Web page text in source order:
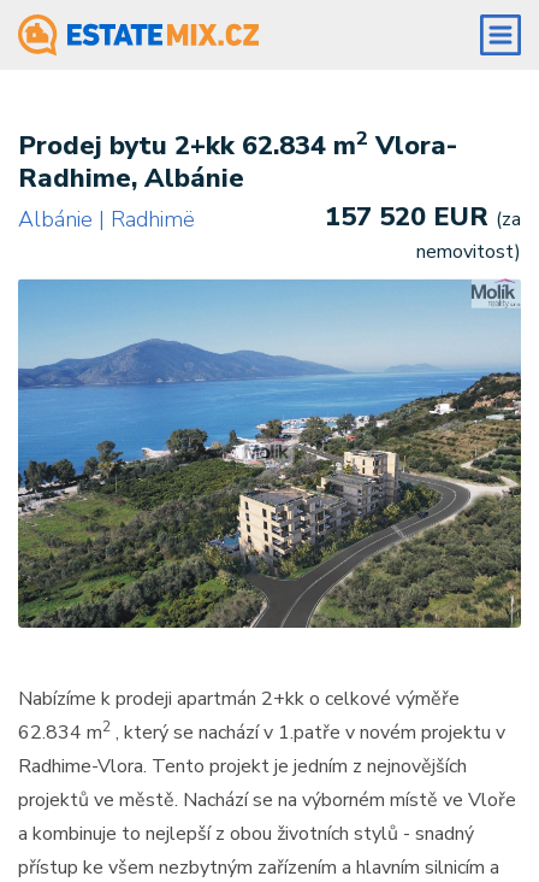
Prodej bytu 2+kk 62.834 m2 Vlora-
Radhime, Albánie
Albánie | Radhimë 157 520 EUR (za
nemovitost)
Nabízíme k prodeji apartmán 2+kk o celkové výměře
62.834 m2 , který se nachází v 1.patře v novém projektu v
Radhime-Vlora. Tento projekt je jedním z nejnovějších
projektů ve městě. Nachází se na výborném místě ve Vloře
a kombinuje to nejlepší z obou životních stylů - snadný
přístup ke všem nezbytným zařízením a hlavním silnicím a